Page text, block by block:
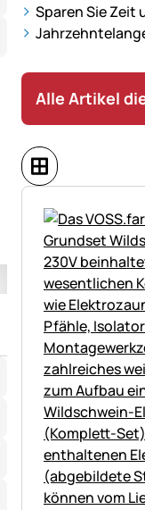
Sparen Sie Zeit
Alle Artikel